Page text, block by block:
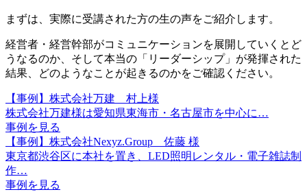
まずは、実際に受講された方の生の声をご紹介します。
経営者・経営幹部がコミュニケーションを展開していくとど
うなるのか、そして本当の「リーダーシップ」が発揮された
結果、どのようなことが起きるのかをご確認ください。
【事例】株式会社万建 村上様
株式会社万建様は愛知県東海市・名古屋市を中心に…
事例を見る
【事例】株式会社Nexyz.Group 佐藤 様
東京都渋谷区に本社を置き、LED照明レンタル・電子雑誌制
作…
事例を見る